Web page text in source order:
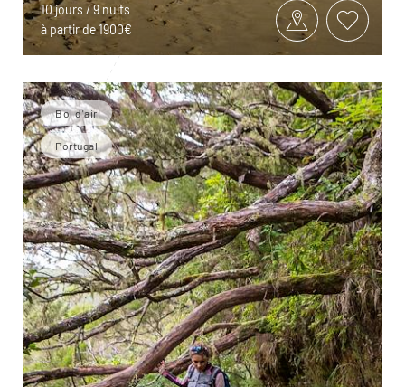
10 jours / 9 nuits
à partir de 1900€
Bol d'air
Portugal